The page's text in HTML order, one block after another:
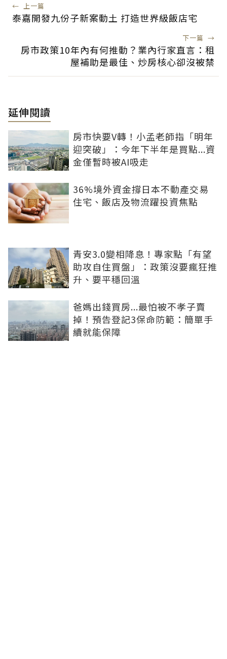
← 上一篇
泰嘉開發九份子新案動土 打造世界級飯店宅
下一篇 →
房市政策10年內有何推動？業內行家直言：租
屋補助是最佳、炒房核心卻沒被禁
延伸閱讀
房市快要V轉！小孟老師指「明年
迎突破」：今年下半年是買點...資
金僅暫時被AI吸走
36%境外資金撐日本不動產交易
住宅、飯店及物流躍投資焦點
青安3.0變相降息！專家點「有望
助攻自住買盤」：政策沒要瘋狂推
升、要平穩回溫
爸媽出錢買房...最怕被不孝子賣
掉！預告登記3保命防範：簡單手
續就能保障